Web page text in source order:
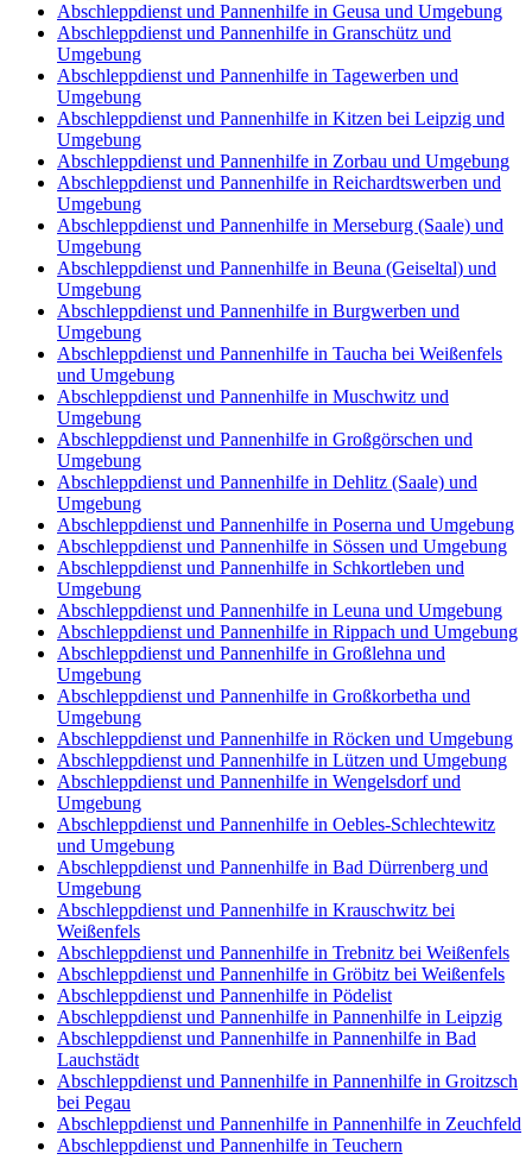
Abschleppdienst und Pannenhilfe in Geusa und Umgebung
Abschleppdienst und Pannenhilfe in Granschütz und
Umgebung
Abschleppdienst und Pannenhilfe in Tagewerben und
Umgebung
Abschleppdienst und Pannenhilfe in Kitzen bei Leipzig und
Umgebung
Abschleppdienst und Pannenhilfe in Zorbau und Umgebung
Abschleppdienst und Pannenhilfe in Reichardtswerben und
Umgebung
Abschleppdienst und Pannenhilfe in Merseburg (Saale) und
Umgebung
Abschleppdienst und Pannenhilfe in Beuna (Geiseltal) und
Umgebung
Abschleppdienst und Pannenhilfe in Burgwerben und
Umgebung
Abschleppdienst und Pannenhilfe in Taucha bei Weißenfels
und Umgebung
Abschleppdienst und Pannenhilfe in Muschwitz und
Umgebung
Abschleppdienst und Pannenhilfe in Großgörschen und
Umgebung
Abschleppdienst und Pannenhilfe in Dehlitz (Saale) und
Umgebung
Abschleppdienst und Pannenhilfe in Poserna und Umgebung
Abschleppdienst und Pannenhilfe in Sössen und Umgebung
Abschleppdienst und Pannenhilfe in Schkortleben und
Umgebung
Abschleppdienst und Pannenhilfe in Leuna und Umgebung
Abschleppdienst und Pannenhilfe in Rippach und Umgebung
Abschleppdienst und Pannenhilfe in Großlehna und
Umgebung
Abschleppdienst und Pannenhilfe in Großkorbetha und
Umgebung
Abschleppdienst und Pannenhilfe in Röcken und Umgebung
Abschleppdienst und Pannenhilfe in Lützen und Umgebung
Abschleppdienst und Pannenhilfe in Wengelsdorf und
Umgebung
Abschleppdienst und Pannenhilfe in Oebles-Schlechtewitz
und Umgebung
Abschleppdienst und Pannenhilfe in Bad Dürrenberg und
Umgebung
Abschleppdienst und Pannenhilfe in Krauschwitz bei
Weißenfels
Abschleppdienst und Pannenhilfe in Trebnitz bei Weißenfels
Abschleppdienst und Pannenhilfe in Gröbitz bei Weißenfels
Abschleppdienst und Pannenhilfe in Pödelist
Abschleppdienst und Pannenhilfe in Pannenhilfe in Leipzig
Abschleppdienst und Pannenhilfe in Pannenhilfe in Bad
Lauchstädt
Abschleppdienst und Pannenhilfe in Pannenhilfe in Groitzsch
bei Pegau
Abschleppdienst und Pannenhilfe in Pannenhilfe in Zeuchfeld
Abschleppdienst und Pannenhilfe in Teuchern